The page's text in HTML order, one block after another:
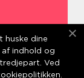
huske dine
indhold og
Ved